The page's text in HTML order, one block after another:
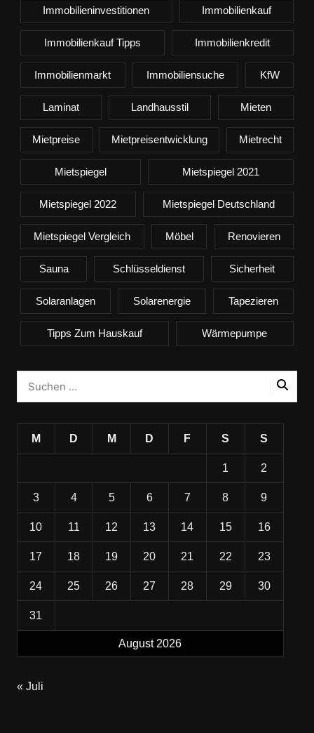
Immobilieninvestitionen Immobilienkauf
Immobilienkauf Tipps Immobilienkredit
Immobilienmarkt Immobiliensuche KfW
Laminat Landhausstil Mieten
Mietpreise Mietpreisentwicklung Mietrecht
Mietspiegel Mietspiegel 2021
Mietspiegel 2022 Mietspiegel Deutschland
Mietspiegel Vergleich Möbel Renovieren
Sauna Schlüsseldienst Sicherheit
Solaranlagen Solarenergie Tapezieren
Tipps Zum Hauskauf Wärmepumpe
August 2026
M D M D F S S
1 2
3 4 5 6 7 8 9
10 11 12 13 14 15 16
17 18 19 20 21 22 23
24 25 26 27 28 29 30
31
« Juli